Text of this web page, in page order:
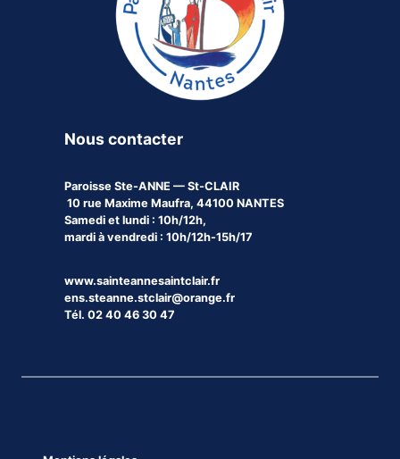
Nous contacter
Paroisse Ste-ANNE — St-CLAIR
10 rue Maxime Maufra, 44100 NANTES
Samedi et lundi : 10h/12h,
mardi à vendredi : 10h/12h-15h/17
www.sainteannesaintclair.fr
ens.steanne.stclair@orange.fr
Tél. 02 40 46 30 47